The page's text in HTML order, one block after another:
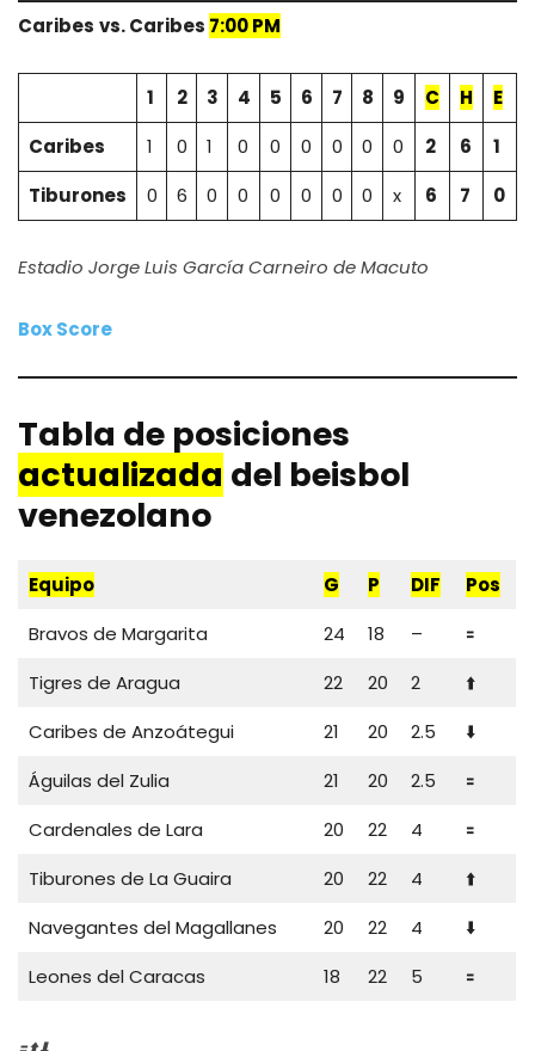
Caribes vs. Caribes 7:00 PM
1 2 3 4 5 6 7 8 9 C H
E
Caribes
1 0 1 0 0 0 0 0 0 2 6
1
Tiburones
0 6 0 0 0 0 0 0 x 6 7 0
Estadio Jorge Luis García Carneiro de Macuto
Box Score
Tabla de posiciones
actualizada del beisbol
venezolano
Equipo G P DIF
Pos
Bravos de Margarita
24 18 –
🟰
Tigres de Aragua
22 20 2
⬆️
Caribes de Anzoátegui
21 20 2.5
⬇️
Águilas del Zulia
21 20 2.5
🟰
Cardenales de Lara
20 22 4
🟰
Tiburones de La Guaira
20 22 4
⬆️
Navegantes del Magallanes
20 22 4
⬇️
Leones del Caracas
18 22 5 🟰